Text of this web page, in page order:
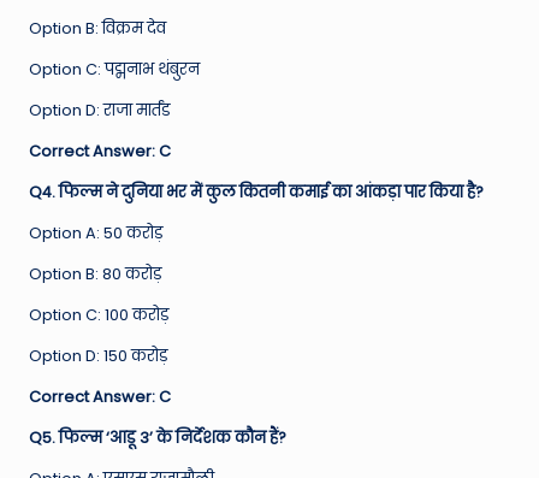
Option B: विक्रम देव
Option C: पद्मनाभ थंबुरन
Option D: राजा मार्तंड
Correct Answer: C
Q4. फिल्म ने दुनिया भर में कुल कितनी कमाई का आंकड़ा पार किया है?
Option A: 50 करोड़
Option B: 80 करोड़
Option C: 100 करोड़
Option D: 150 करोड़
Correct Answer: C
Q5. फिल्म ‘आडू 3’ के निर्देशक कौन हैं?